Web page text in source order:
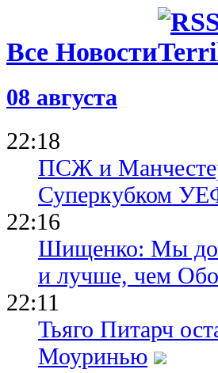
Все Новости
08 августа
22:18
ПСЖ и
Суперкубком
22:16
Шищенко: Мы
и лучше, чем
22:11
Тьяго Питарч
Моуринью